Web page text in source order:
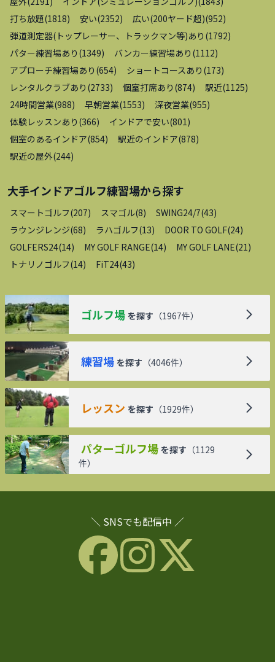
打ち放題(1818) 安い(2352) 広い(200ヤード超)(952)
弾道測定器(トップレーサー、トラックマン等)あり (1792)
パター練習場あり (1349) バンカー練習場あり (1112)
アプローチ練習場あり (654) ショートコースあり (173)
レンタルクラブあり (2733) 個室打席あり (874) 駅近(1125)
24時間営業(988) 早朝営業(1553) 深夜営業(955)
体験レッスンあり (366) インドアで安い(801)
個室のあるインドア(854) 駅近のインドア(878)
駅近の屋外(244)
大手インドアゴルフ練習場から探す
スマートゴルフ(207) スマゴル(8) SWING24/7(43)
ラウンジレンジ(68) ラハゴルフ(13) DOOR TO GOLF(24)
GOLFERS24(14) MY GOLF RANGE(14) MY GOLF LANE(21)
トナリノゴルフ(14) FiT24(43)
ゴルフ場 を探す （1967件）
練習場 を探す （4046件）
レッスン を探す （1929件）
パターゴルフ場 を探す （1129
件）
＼ SNSでも配信中 ／